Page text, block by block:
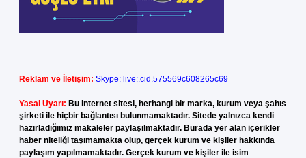
Reklam ve İletişim: Skype: live:.cid.575569c608265c69
Yasal Uyarı: Bu internet sitesi, herhangi bir marka, kurum veya şahıs
şirketi ile hiçbir bağlantısı bulunmamaktadır. Sitede yalnızca kendi
hazırladığımız makaleler paylaşılmaktadır. Burada yer alan içerikler
haber niteliği taşımamakta olup, gerçek kurum ve kişiler hakkında
paylaşım yapılmamaktadır. Gerçek kurum ve kişiler ile isim